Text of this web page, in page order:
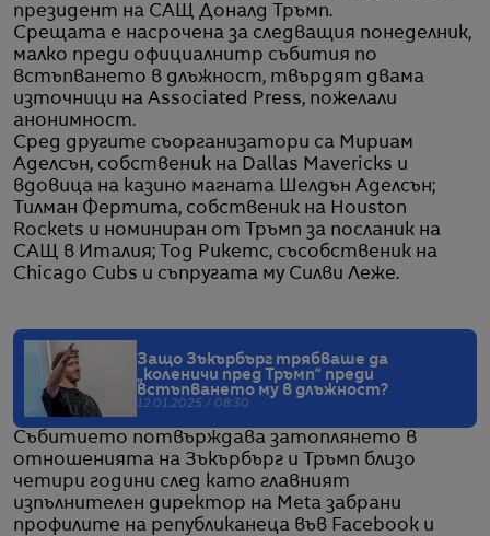
президент на САЩ Доналд Тръмп.
Срещата е насрочена за следващия понеделник,
малко преди официалнитр събития по
встъпването в длъжност, твърдят двама
източници на Associated Press, пожелали
анонимност.
Сред другите съорганизатори са Мириам
Аделсън, собственик на Dallas Mavericks и
вдовица на казино магната Шелдън Аделсън;
Тилман Фертита, собственик на Houston
Rockets и номиниран от Тръмп за посланик на
САЩ в Италия; Тод Рикетс, съсобственик на
Chicago Cubs и съпругата му Силви Леже.
Защо Зъкърбърг трябваше да
„коленичи пред Тръмп“ преди
встъпването му в длъжност?
12.01.2025 / 08:30
Събитието потвърждава затоплянето в
отношенията на Зъкърбърг и Тръмп близо
четири години след като главният
изпълнителен директор на Meta забрани
профилите на републиканеца във Facebook и